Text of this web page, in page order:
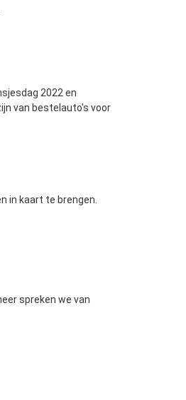
2022 en
van bestelauto's voor
in kaart te brengen.
spreken we van